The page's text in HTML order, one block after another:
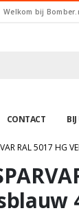
Welkom bij
CONTACT
RAL 5017 HG